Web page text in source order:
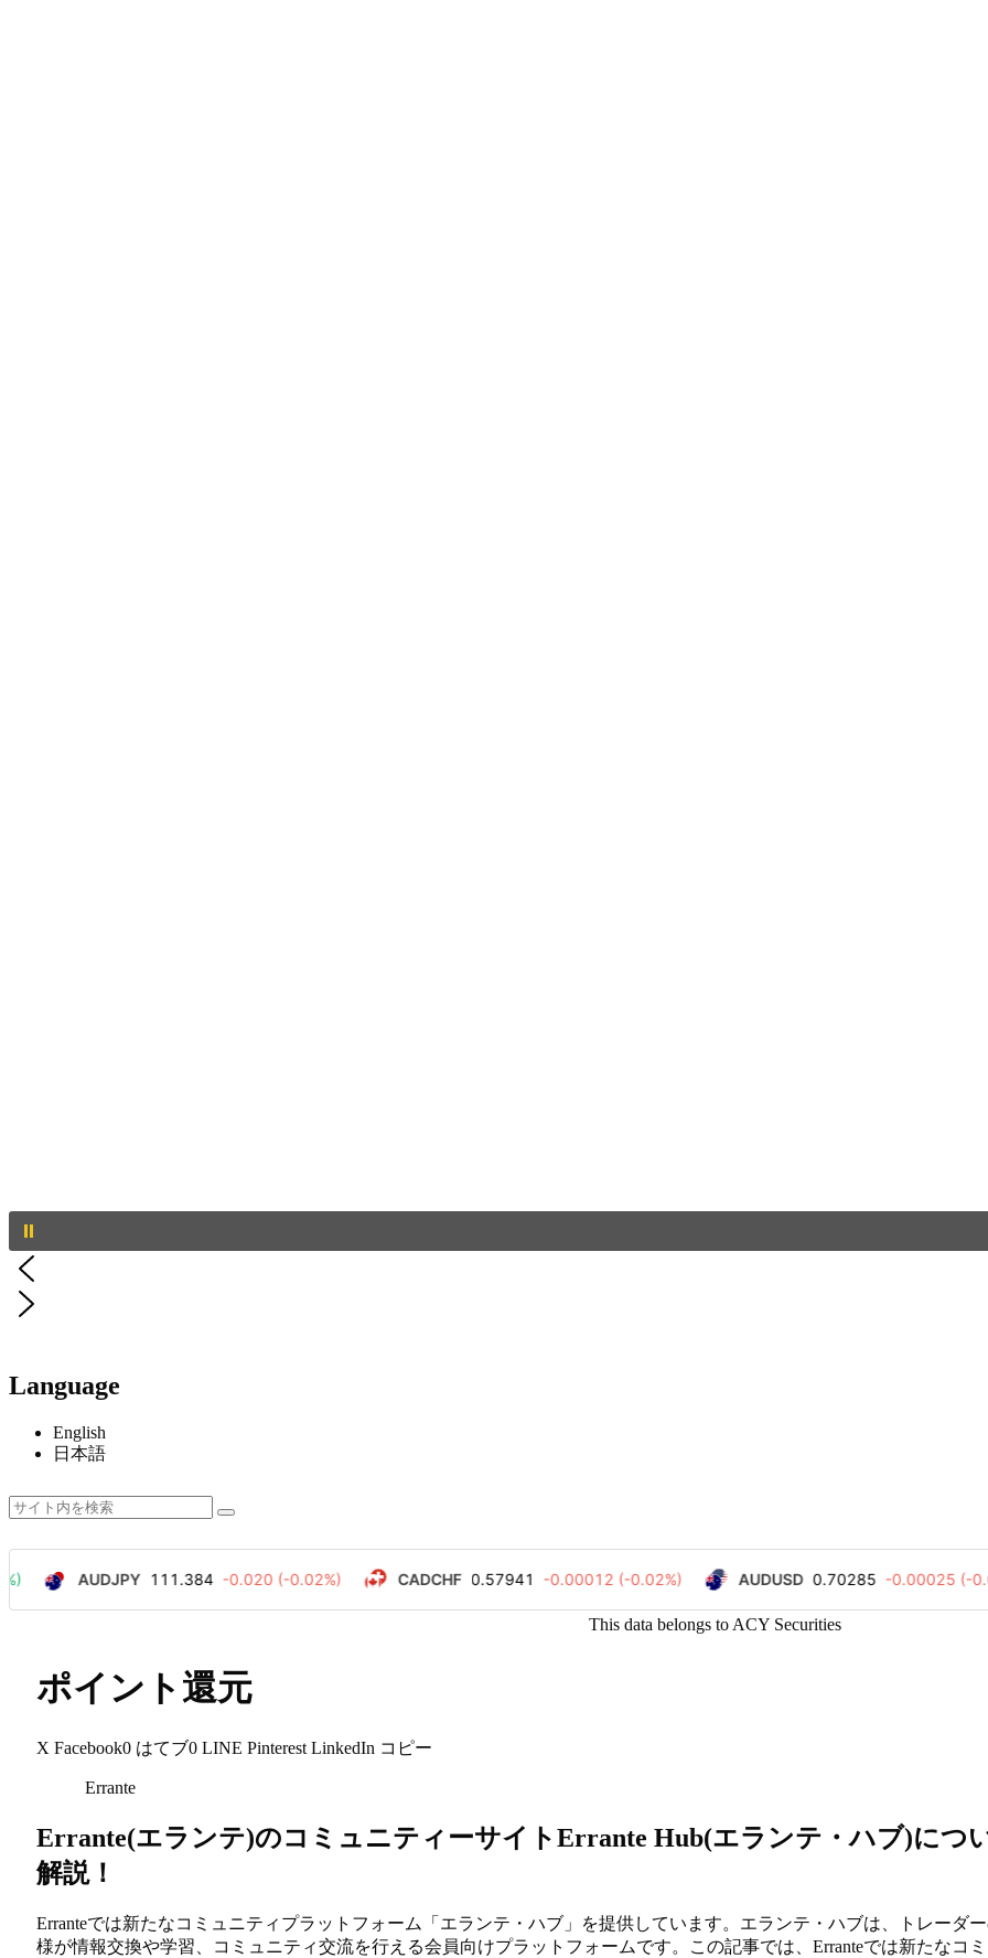
Language
English
日本語
This data belongs to ACY Securities
ポイント還元
X Facebook0 はてブ0 LINE Pinterest LinkedIn コピー
Errante
Errante(エランテ)のコミュニティーサイトErrante Hub(エランテ・ハブ)につ
解説！
Erranteでは新たなコミュニティプラットフォーム「エランテ・ハブ」を提供しています。エランテ・ハブは、トレーダ
様が情報交換や学習、コミュニティ交流を行える会員向けプラットフォームです。この記事では、Erranteでは新たなコ